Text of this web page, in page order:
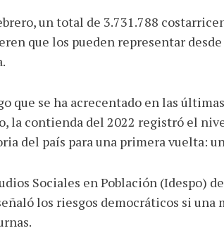
un total de 3.731.788
que los pueden representar
que se ha acrecentado en las
la contienda del 2022 registró el
del país para una primera vuelta:
Sociales en Población (Idespo)
los riesgos democráticos si una